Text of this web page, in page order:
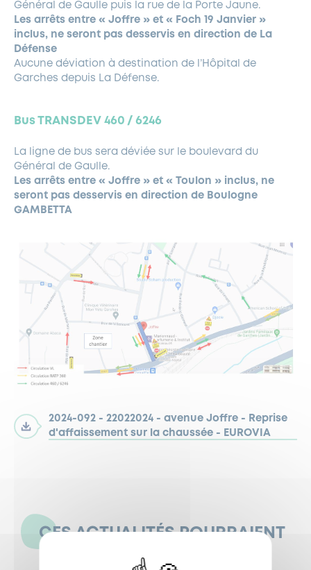
Général de Gaulle puis la rue de la Porte Jaune.
Les arrêts entre « Joffre » et « Foch 19 Janvier »
inclus, ne seront pas desservis en direction de La
Défense
Aucune déviation à destination de l’Hôpital de
Garches depuis La Défense.
Bus TRANSDEV 460 / 6246
La ligne de bus sera déviée sur le boulevard du
Général de Gaulle.
Les arrêts entre « Joffre » et « Toulon » inclus, ne
seront pas desservis en direction de Boulogne
GAMBETTA
2024-092 - 22022024 - avenue Joffre - Reprise
d'affaissement sur la chaussée - EUROVIA
CES ACTUALITÉS POURRAIENT
AUSSI VOUS INTÉRESSER